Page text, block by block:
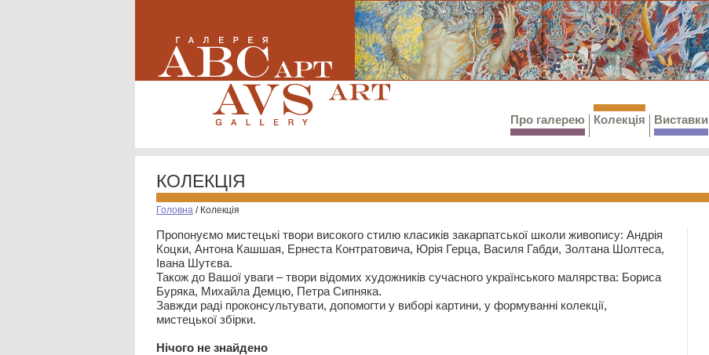
Про галерею Колекція Виставки
КОЛЕКЦІЯ
Головна / Колекція
Пропонуємо мистецькі твори високого стилю класиків закарпатської школи живопису: Андрія
Коцки, Антона Кашшая, Ернеста Контратовича, Юрія Герца, Василя Габди, Золтана Шолтеса,
Івана Шутєва.
Також до Вашої уваги – твори відомих художників сучасного українського малярства: Бориса
Буряка, Михайла Демцю, Петра Сипняка.
Завжди раді проконсультувати, допомогти у виборі картини, у формуванні колекції,
мистецької збірки.
Нiчого не знайдено